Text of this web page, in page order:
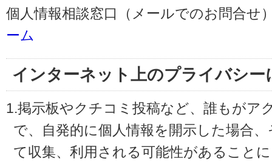
個人情報相談窓口（メールでのお問合せ
ーム
インターネット上のプライバシー
1.掲示板やクチコミ投稿など、誰もがア
で、自発的に個人情報を開示した場合
て収集、利用される可能性があること